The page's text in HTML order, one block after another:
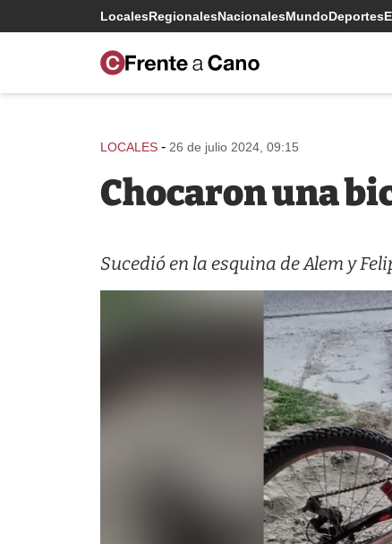
LocalesRegionalesNacionalesMundoDeportes
LOCALES - 26 de julio 2024, 09:15
Chocaron una
Sucedió en la esquina de Alem y